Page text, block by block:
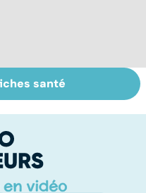
tenir
bonnes
santé